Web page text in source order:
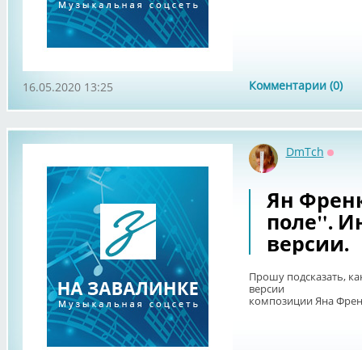
Комментарии (0)
16.05.2020 13:25
DmTch
Ян
поле".
версии.
Прошу подсказать,
версии
композиции Яна